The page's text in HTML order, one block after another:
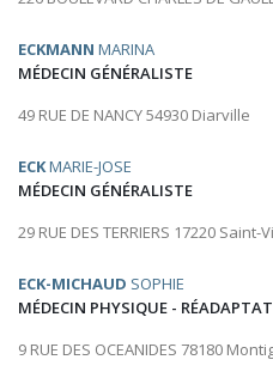
ECKMANN MARINA
MÉDECIN GÉNÉRALISTE
49 RUE DE NANCY 54930 Diarville
ECKMARIE-JOSE
MÉDECIN GÉNÉRALISTE
29 RUE DES TERRIERS 17220 Saint-
ECK-MICHAUD SOPHIE
MÉDECIN PHYSIQUE -
9 RUE DES OCEANIDES 78180